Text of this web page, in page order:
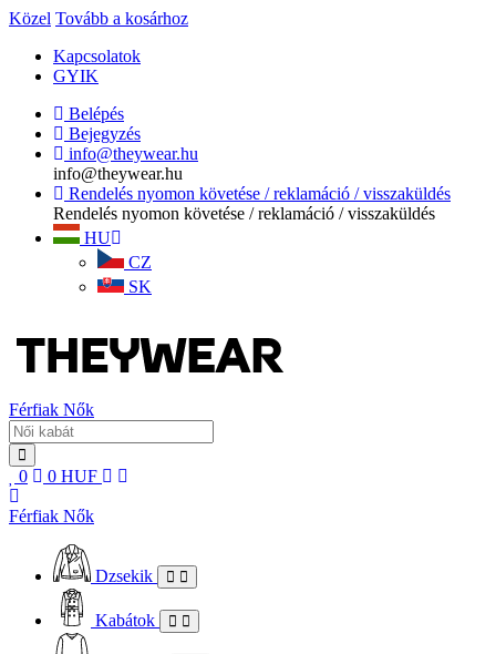
Közel Tovább a kosárhoz
Kapcsolatok
GYIK
Belépés
Bejegyzés
info@theywear.hu
info@theywear.hu
Rendelés nyomon követése / reklamáció / visszaküldés
Rendelés nyomon követése / reklamáció / visszaküldés
HU
CZ
SK
Férfiak Nők
0 0 HUF
Férfiak Nők
Dzsekik
Kabátok